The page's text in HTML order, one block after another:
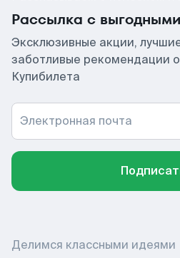
Рассылка с
Эксклюзивные акции,
заботливые рекомендации
Купибилета
Электронная почта
Делимся классными идеями